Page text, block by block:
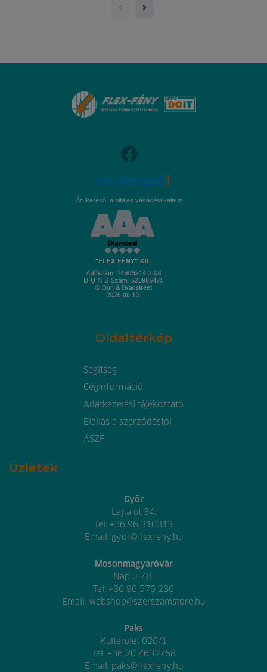
Árukereső, a hiteles vásárlási kalauz
Oldaltérkép
Segítség
Céginformáció
Adatkezelési tájékoztató
Elállás a szerződéstől
ÁSZF
Üzletek
Győr
Lajta út 34.
Tel: +36 96 310313
Email: gyor@flexfeny.hu
Mosonmagyaróvár
Nap u. 48.
Tel: +36 96 576 236
Email: webshop@szerszamstore.hu
Paks
Külterület 020/1
Tel: +36 20 4632768
Email: paks@flexfeny.hu